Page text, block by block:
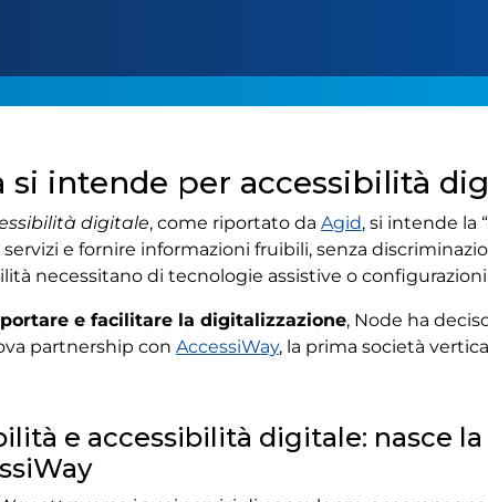
si intende per accessibilità
digitale, come riportato da Agid, si intende la
e fornire informazioni fruibili, senza
necessitano di tecnologie assistive o configurazioni
e facilitare la digitalizzazione, Node ha
partnership con AccessiWay, la prima società
e accessibilità digitale: nasce